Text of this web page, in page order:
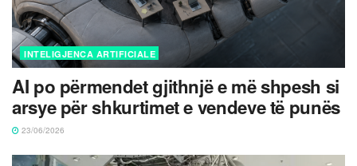
INTELIGJENCA ARTIFICIALE
AI po përmendet gjithnjë e më shpesh si
arsye për shkurtimet e vendeve të punës
23/06/2026